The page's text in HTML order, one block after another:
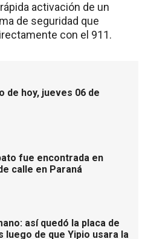
activación de un
de seguridad que
con el 911.
de hoy, jueves 06 de
fue encontrada en
calle en Paraná
así quedó la placa de
luego de que Yipio usara la